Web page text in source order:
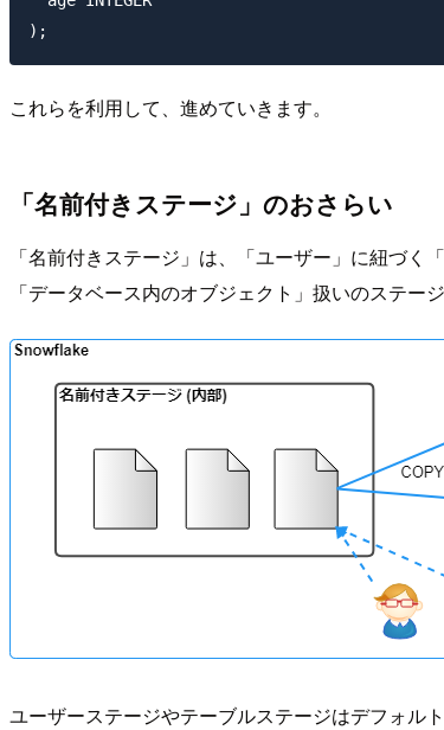
これらを利用して、進めていきます。
「名前付きステージ」のおさらい
「名前付きステージ」は、「ユーザー」に紐づ
「データベース内のオブジェクト」扱いのステ
ユーザーステージやテーブルステージはデフォル